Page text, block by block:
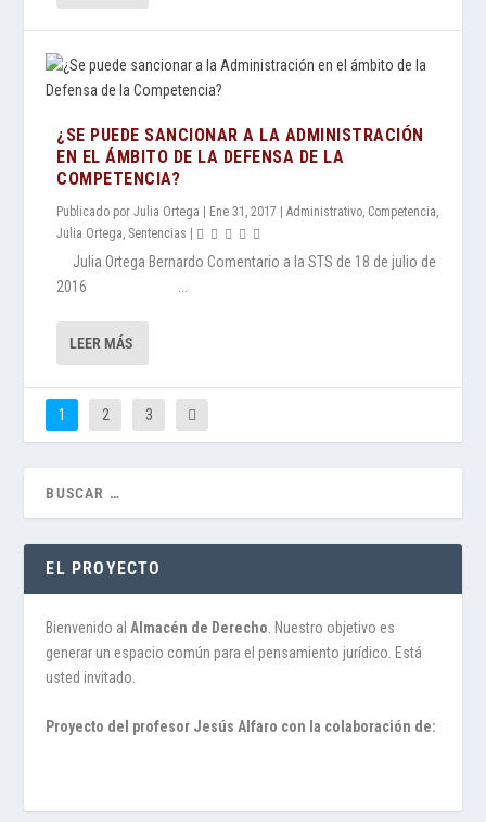
¿SE PUEDE SANCIONAR A LA ADMINISTRACIÓN
EN EL ÁMBITO DE LA DEFENSA DE LA
COMPETENCIA?
Publicado porJulia Ortega Ene 31, 2017 |Administrativo, Competencia,
Julia Ortega, Sentencias
Julia Ortega Bernardo Comentario a la STS de 18 de julio de
2016 ...
LEER MÁS
1 2 3
EL PROYECTO
Bienvenido al Almacén de Derecho . Nuestro objetivo es
generar un espacio común para el pensamiento jurídico. Está
usted invitado.
Proyecto del profesor Jesús Alfaro con la colaboración de: